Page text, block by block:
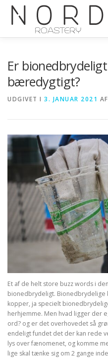
Spring
indhold
Er
bæredygtigt?
UDGIVET I 3. JANUAR 2021 AF
Et af de helt store buzz words i
bionedbrydeligt.
kopper, ja specielt
herhjemme. Men hvad ligger der
ord? og er det overhovedet så
endeligt fundet det der kan rede
lys over fænomenet, og komme
lige skal tænke sig om 2 gange